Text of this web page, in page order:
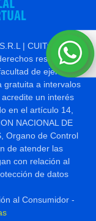
| CUIT: 30-
reservados
de ejercer el
gratuita a intervalos
un interés
en el artículo 14,
NACIONAL DE
Organo de Control
de atender las
con relación al
de datos
al Consumidor -